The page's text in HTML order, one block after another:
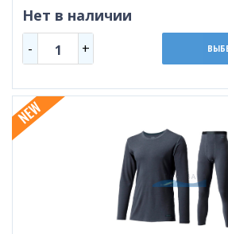
Нет в наличии
- 1 +